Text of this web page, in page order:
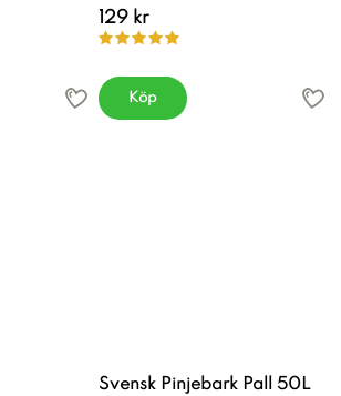
129 kr
Köp
Svensk Pinjebark Pall 50L